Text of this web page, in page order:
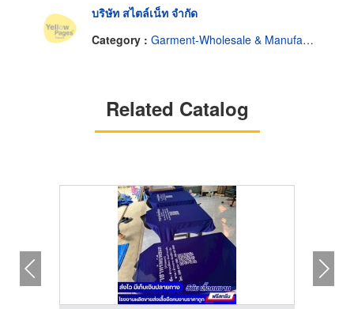
บริษัท สไตล์เน็ท จำกัด
Category : Garment-Wholesale & Manufacturers
Related Catalog